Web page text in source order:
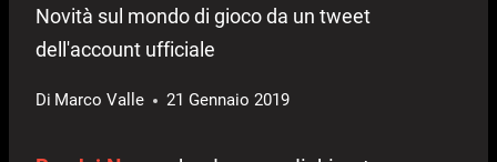
Novità sul mondo di gioco da un tweet
dell'account ufficiale
Di Marco Valle 21 Gennaio 2019